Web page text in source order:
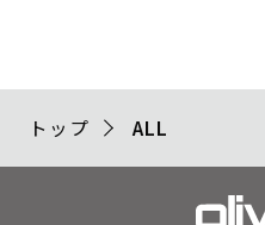
トップ ALL